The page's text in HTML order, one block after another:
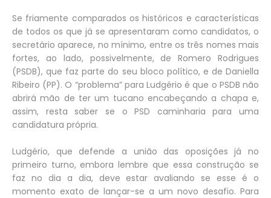
Se friamente comparados os históricos e características
de todos os que já se apresentaram como candidatos, o
secretário aparece, no mínimo, entre os três nomes mais
fortes, ao lado, possivelmente, de Romero Rodrigues
(PSDB), que faz parte do seu bloco político, e de Daniella
Ribeiro (PP). O “problema” para Ludgério é que o PSDB não
abrirá mão de ter um tucano encabeçando a chapa e,
assim, resta saber se o PSD caminharia para uma
candidatura própria.
Ludgério, que defende a união das oposições já no
primeiro turno, embora lembre que essa construção se
faz no dia a dia, deve estar avaliando se esse é o
momento exato de lançar-se a um novo desafio. Para